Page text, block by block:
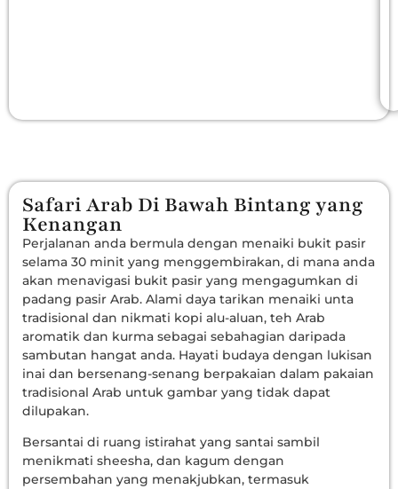
Safari Arab Di Bawah Bintang yang
Kenangan
Perjalanan anda bermula dengan menaiki bukit pasir
selama 30 minit yang menggembirakan, di mana anda
akan menavigasi bukit pasir yang mengagumkan di
padang pasir Arab. Alami daya tarikan menaiki unta
tradisional dan nikmati kopi alu-aluan, teh Arab
aromatik dan kurma sebagai sebahagian daripada
sambutan hangat anda. Hayati budaya dengan lukisan
inai dan bersenang-senang berpakaian dalam pakaian
tradisional Arab untuk gambar yang tidak dapat
dilupakan.
Bersantai di ruang istirahat yang santai sambil
menikmati sheesha, dan kagum dengan
persembahan yang menakjubkan, termasuk